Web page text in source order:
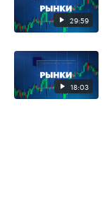
29:59
18:03